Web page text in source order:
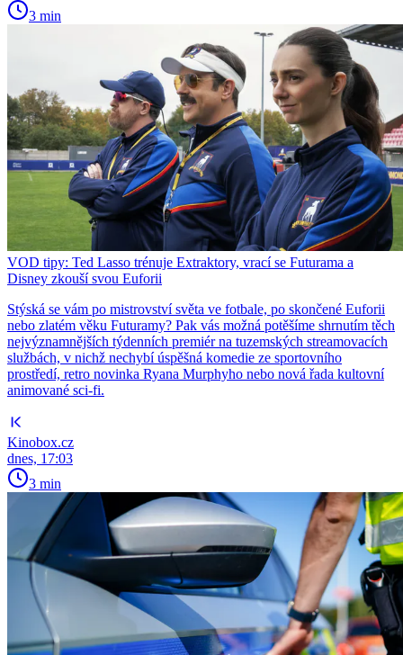
3 min
VOD tipy: Ted Lasso trénuje Extraktory, vrací se Futurama a
Disney zkouší svou Euforii
Stýská se vám po mistrovství světa ve fotbale, po skončené Euforii
nebo zlatém věku Futuramy? Pak vás možná potěšíme shrnutím těch
nejvýznamnějších týdenních premiér na tuzemských streamovacích
službách, v nichž nechybí úspěšná komedie ze sportovního
prostředí, retro novinka Ryana Murphyho nebo nová řada kultovní
animované sci-fi.
Kinobox.cz
dnes, 17:03
3 min